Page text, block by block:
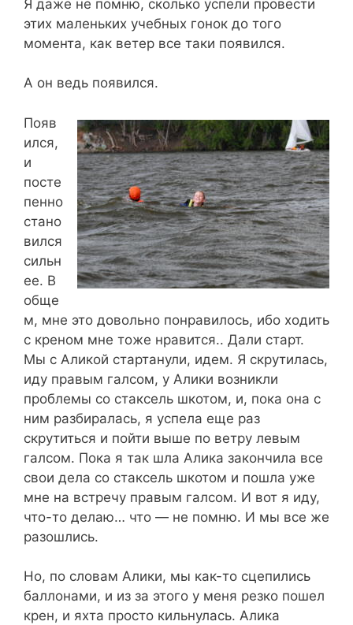
Я даже не помню, сколько успели провести
этих маленьких учебных гонок до того
момента, как ветер все таки появился.
А он ведь появился.
Появ
ился,
и
посте
пенно
стано
вился
сильн
ее. В
обще
м, мне это довольно понравилось, ибо ходить
с креном мне тоже нравится.. Дали старт.
Мы с Аликой стартанули, идем. Я скрутилась,
иду правым галсом, у Алики возникли
проблемы со стаксель шкотом, и, пока она с
ним разбиралась, я успела еще раз
скрутиться и пойти выше по ветру левым
галсом. Пока я так шла Алика закончила все
свои дела со стаксель шкотом и пошла уже
мне на встречу правым галсом. И вот я иду,
что-то делаю… что — не помню. И мы все же
разошлись.
Но, по словам Алики, мы как-то сцепились
баллонами, и из за этого у меня резко пошел
крен, и яхта просто кильнулась. Алика